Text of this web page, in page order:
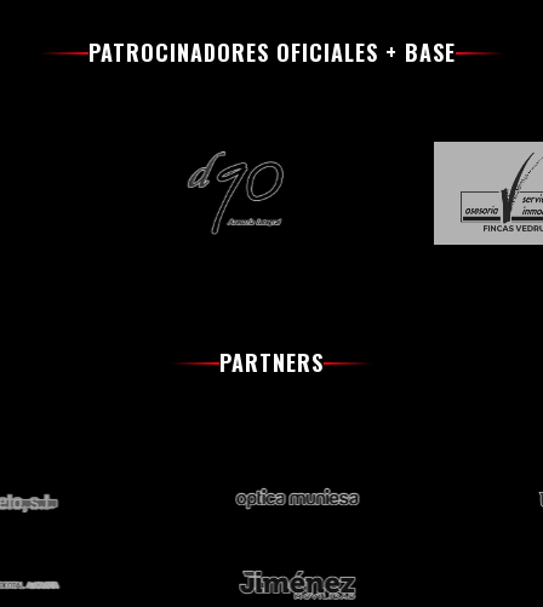
PATROCINADORES OFICIALES + BASE
PARTNERS